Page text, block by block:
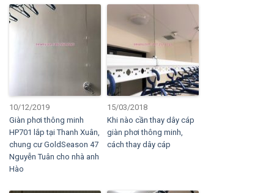
10/12/2019
Giàn phơi thông minh
HP701 lắp tại Thanh Xuân,
chung cư GoldSeason 47
Nguyễn Tuân cho nhà anh
Hào
15/03/2018
Khi nào cần thay dây cáp
giàn phơi thông minh,
cách thay dây cáp